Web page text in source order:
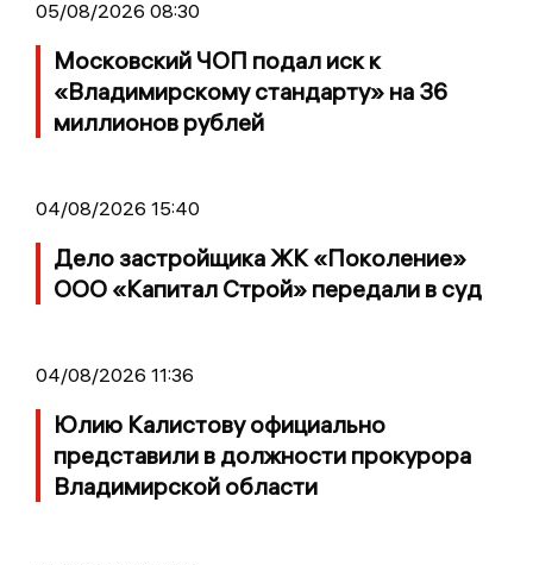
05/08/2026 08:30
Московский ЧОП подал иск к
«Владимирскому стандарту» на 36
миллионов рублей
04/08/2026 15:40
Дело застройщика ЖК «Поколение»
ООО «Капитал Строй» передали в суд
04/08/2026 11:36
Юлию Калистову официально
представили в должности прокурора
Владимирской области